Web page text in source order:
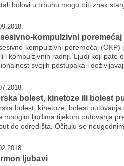
bolovi u trbuhu mogu biti znak
kompulzivni poremećaj
kompulzivni poremećaj
i kompulzivnih radnji. Ljudi koji pate
svojih postupaka i
bolest, kinetoze ili bolest
bolest, kinetoze, bolest
mnogim ljudima tijekom putovanja
do odredišta. Očituju se
ljubavi